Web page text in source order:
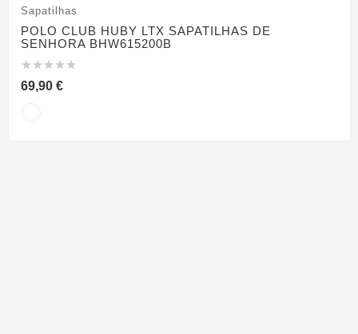
Sapatilhas
POLO CLUB HUBY LTX SAPATILHAS DE
SENHORA BHW615200B
    
69,90 €